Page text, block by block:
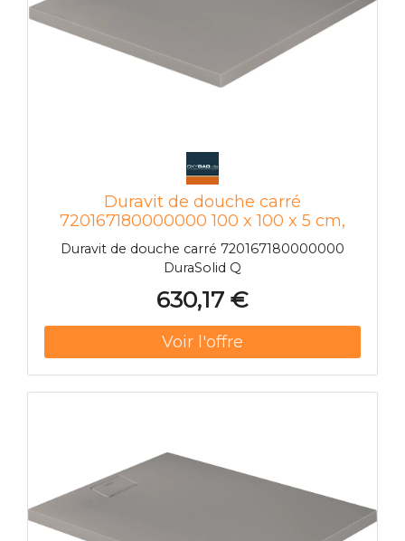
Duravit de douche carré
720167180000000 100 x 100 x 5 cm,
gris béton
Duravit de douche carré 720167180000000
DuraSolid Q
630,17 €